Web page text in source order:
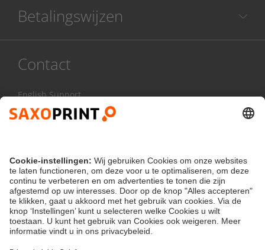
Betalingswijzen
Contact
English Support
Contactformulier
klantenservice@saxoprint.be